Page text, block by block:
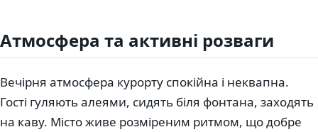
Атмосфера та активні розваги
Вечірня атмосфера курорту спокійна і неквапна.
Гості гуляють алеями, сидять біля фонтана, заходять
на каву. Місто живе розміреним ритмом, що добре